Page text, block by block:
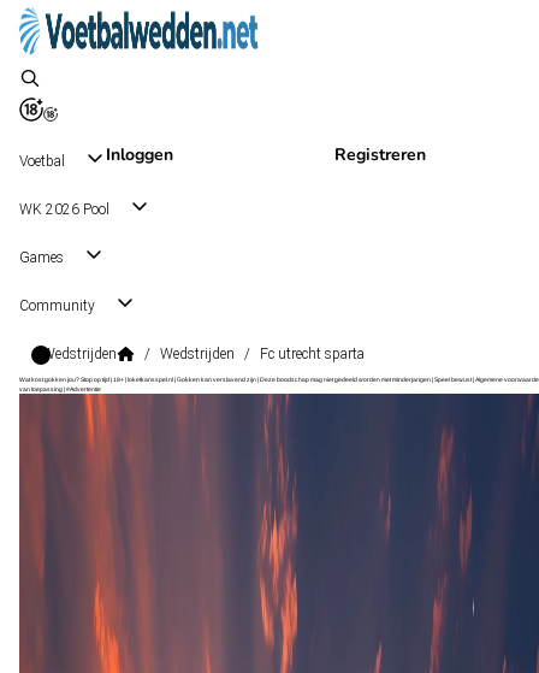
Inloggen Registreren
Voetbal
WK 2026 Pool
Games
Community
Wedstrijden / Wedstrijden / Fc utrecht sparta
Wat kost gokken jou? Stop op tijd | 18+ | loketkansspel.nl | Gokken kan verslavend zijn | Deze boodschap mag niet gedeeld worden met minderjarigen | Speel bewust | Algemene
van toepassing | #Advertentie
Eredivisie
Alle wedstrijden
Sparta - FC Utrecht